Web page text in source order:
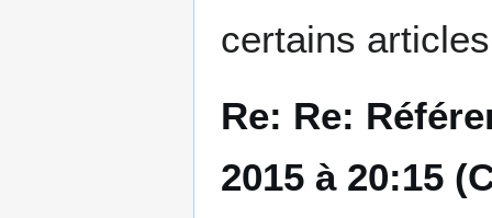
certains
Re: Re:
2015 à 20:15